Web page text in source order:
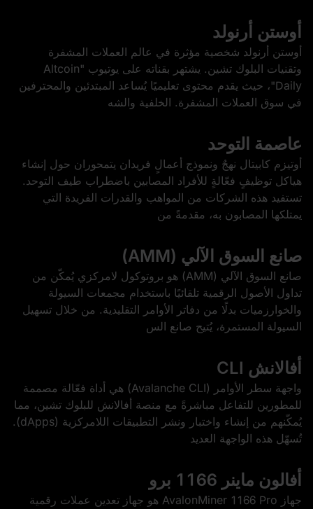
أوستن أرنولد
أوستن أرنولد شخصية مؤثرة في عالم العملات المشفرة
وتقنيات البلوك تشين. يشتهر بقناته على يوتيوب "Altcoin
Daily"، حيث يقدم محتوى تعليميًا يُساعد المبتدئين والمحترفين
في سوق العملات المشفرة. الخلفية والشه
عاصمة التوحد
أوتيزم كابيتال نهجٌ ونموذج أعمالٍ فريدان يتمحوران حول إنشاء
هياكل توظيفٍ فعّالةٍ للأفراد المصابين باضطراب طيف التوحد.
تستفيد هذه الشركات من المواهب والقدرات الفريدة التي
يمتلكها المصابون به، مقدمةً من
صانع السوق الآلي (AMM)
صانع السوق الآلي (AMM) هو بروتوكول لامركزي يُمكّن من
تداول الأصول الرقمية تلقائيًا باستخدام مجمعات السيولة
والخوارزميات بدلًا من دفاتر الأوامر التقليدية. من خلال تسهيل
السيولة المستمرة، يُتيح صانع الس
أفالانش CLI
واجهة سطر الأوامر (Avalanche CLI) هي أداة فعّالة مصممة
للمطورين للتفاعل مباشرةً مع منصة أفالانش للبلوك تشين، مما
يُمكّنهم من إنشاء واختبار ونشر التطبيقات اللامركزية (dApps).
تُسهّل هذه الواجهة العديد
أفالون ماينر 1166 برو
جهاز AvalonMiner 1166 Pro هو جهاز تعدين عملات رقمية